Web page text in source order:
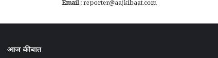
Email :reporter@aajkibaat.com
आज की बात